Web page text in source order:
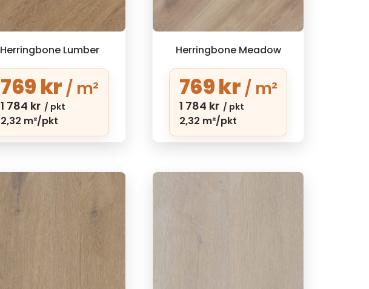
Herringbone Lumber
769kr/ m²
1 784 kr / pkt
2,32 m²/pkt
Herringbone Meadow
769kr/ m²
1 784 kr / pkt
2,32 m²/pkt